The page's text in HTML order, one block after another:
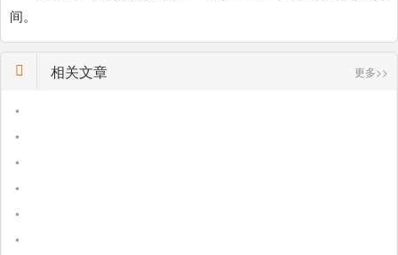
间。
相关文章 更多>>
•
•
•
•
•
•